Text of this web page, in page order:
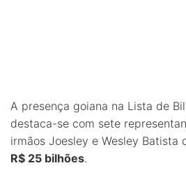
A presença goiana na Lista de
destaca-se com sete
irmãos Joesley e Wesley Batista
R$ 25 bilhões.